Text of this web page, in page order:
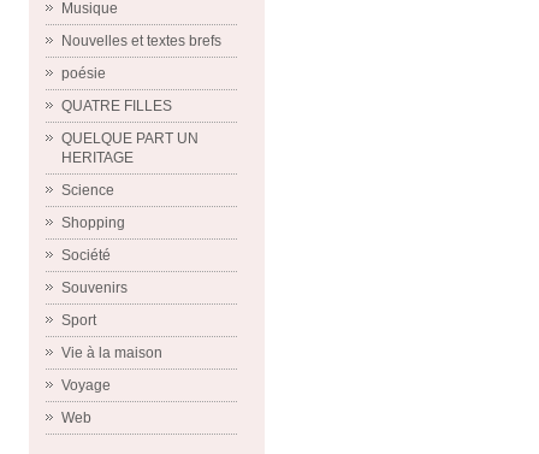
Musique
Nouvelles et textes brefs
poésie
QUATRE FILLES
QUELQUE PART UN
HERITAGE
Science
Shopping
Société
Souvenirs
Sport
Vie à la maison
Voyage
Web